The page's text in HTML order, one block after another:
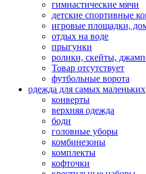
гимнастические мячи
детские спортивные
игровые площадки,
отдых на воде
прыгунки
ролики, скейты,
Товар отсутствует
футбольные ворота
одежда для самых маленьких
конверты
верхняя одежда
боди
головные уборы
комбинезоны
комплекты
кофточки